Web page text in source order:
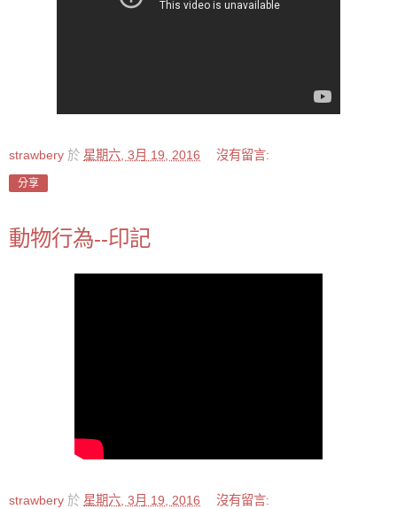
strawbery 於 星期六, 3月 19, 2016 沒有留言:
分享
動物行為--印記
strawbery 於 星期六, 3月 19, 2016 沒有留言: